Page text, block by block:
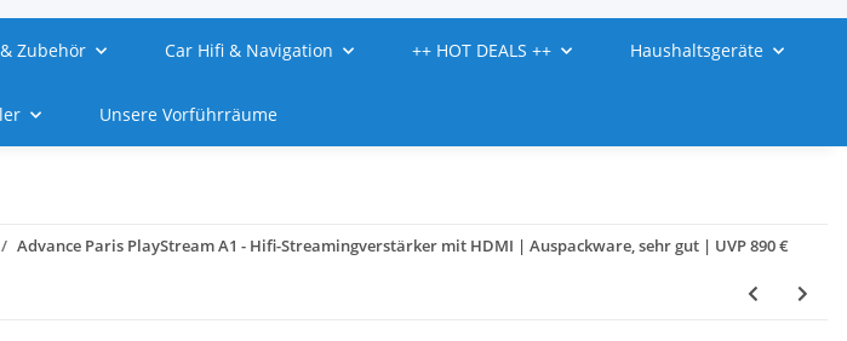
Zubehör Car Hifi & Navigation ++ HOT DEALS ++ Haushaltsgeräte
Unsere Vorführräume
Advance Paris PlayStream A1 - Hifi-Streamingverstärker mit HDMI | Auspackware, sehr gut | UVP 890 €